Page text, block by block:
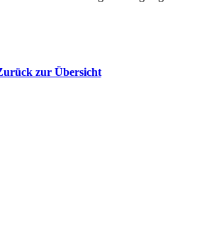
zur Übersicht